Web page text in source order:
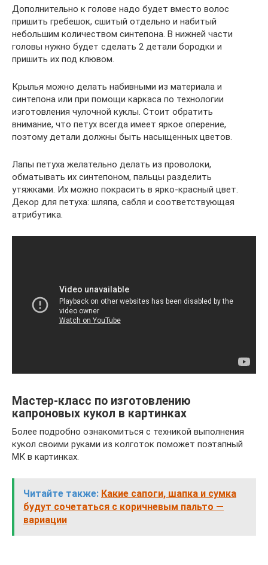
Дополнительно к голове надо будет вместо волос
пришить гребешок, сшитый отдельно и набитый
небольшим количеством синтепона. В нижней части
головы нужно будет сделать 2 детали бородки и
пришить их под клювом.
Крылья можно делать набивными из материала и
синтепона или при помощи каркаса по технологии
изготовления чулочной куклы. Стоит обратить
внимание, что петух всегда имеет яркое оперение,
поэтому детали должны быть насыщенных цветов.
Лапы петуха желательно делать из проволоки,
обматывать их синтепоном, пальцы разделить
утяжками. Их можно покрасить в ярко-красный цвет.
Декор для петуха: шляпа, сабля и соответствующая
атрибутика.
Мастер-класс по изготовлению
капроновых кукол в картинках
Более подробно ознакомиться с техникой выполнения
кукол своими руками из колготок поможет поэтапный
МК в картинках.
Читайте также: Какие сапоги, шапка и сумка
будут сочетаться с коричневым пальто —
вариации